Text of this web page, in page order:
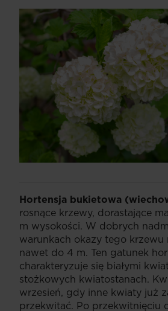
Hortensja bukietowa
rosnące krzewy, dorastające
m wysokości. W dobrych
warunkach okazy tego krzewu
nawet do 4 m. Ten gatunek
charakteryzuje się białymi
stożkowych kwiatostanach.
wrzesień, gdy inne kwiaty już
przekwitać. Po przekwitnięciu